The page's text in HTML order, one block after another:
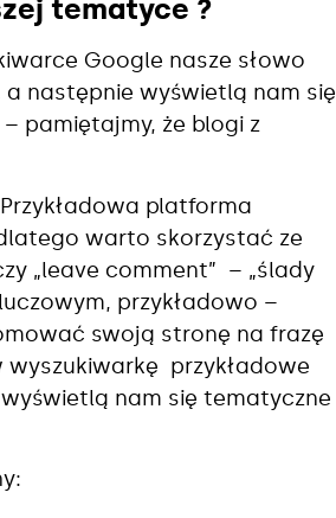
tematyce ?
Google nasze słowo
a następnie wyświetlą nam się
pamiętajmy, że blogi z
platforma
warto skorzystać ze
„leave comment” – „ślady
przykładowo –
swoją stronę na frazę
wyszukiwarkę przykładowe
nam się tematyczne